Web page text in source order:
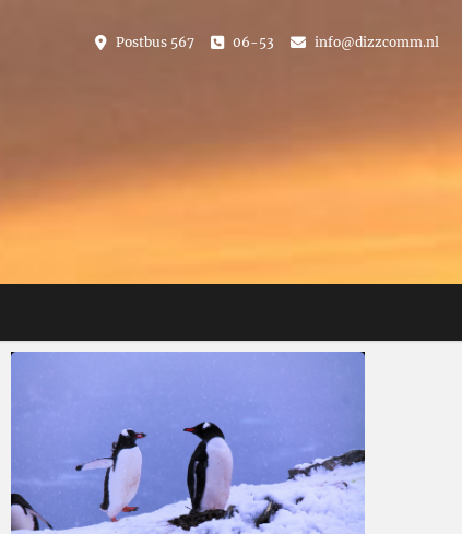
Postbus 567 06-53 info@dizzcomm.nl